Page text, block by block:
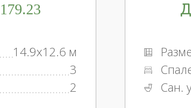
14.9x12.6 м
3
2
Сан.